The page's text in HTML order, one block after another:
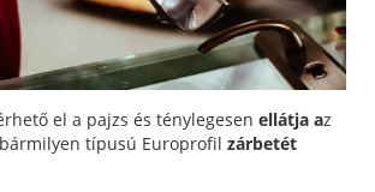
el a pajzs és ténylegesen ellátja az
típusú Europrofil zárbetét